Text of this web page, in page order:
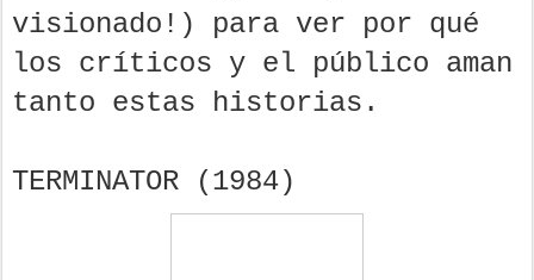
visionado!) para ver por qué
los críticos y el público aman
tanto estas historias.
TERMINATOR (1984)